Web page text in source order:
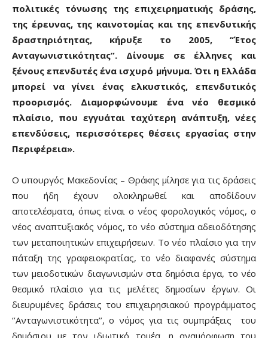
πολιτικές τόνωσης της επιχειρηματικής δράσης,
της έρευνας, της καινοτομίας και της επενδυτικής
δραστηριότητας, κήρυξε το 2005, “Έτος
Ανταγωνιστικότητας”. Δίνουμε σε έλληνες και
ξένους επενδυτές ένα ισχυρό μήνυμα. Ότι η Ελλάδα
μπορεί να γίνει ένας ελκυστικός, επενδυτικός
προορισμός. Διαμορφώνουμε ένα νέο θεσμικό
πλαίσιο, που εγγυάται ταχύτερη ανάπτυξη, νέες
επενδύσεις, περισσότερες θέσεις εργασίας στην
Περιφέρεια».
Ο υπουργός Μακεδονίας – Θράκης μίλησε για τις δράσεις
που ήδη έχουν ολοκληρωθεί και αποδίδουν
αποτελέσματα, όπως είναι ο νέος φορολογικός νόμος, ο
νέος αναπτυξιακός νόμος, το νέο σύστημα αδειοδότησης
των μεταποιητικών επιχειρήσεων. Το νέο πλαίσιο για την
πάταξη της γραφειοκρατίας, το νέο διαφανές σύστημα
των μειοδοτικών διαγωνισμών στα δημόσια έργα, το νέο
θεσμικό πλαίσιο για τις μελέτες δημοσίων έργων. Οι
διευρυμένες δράσεις του επιχειρησιακού προγράμματος
‘’Ανταγωνιστικότητα’’, ο νόμος για τις συμπράξεις του